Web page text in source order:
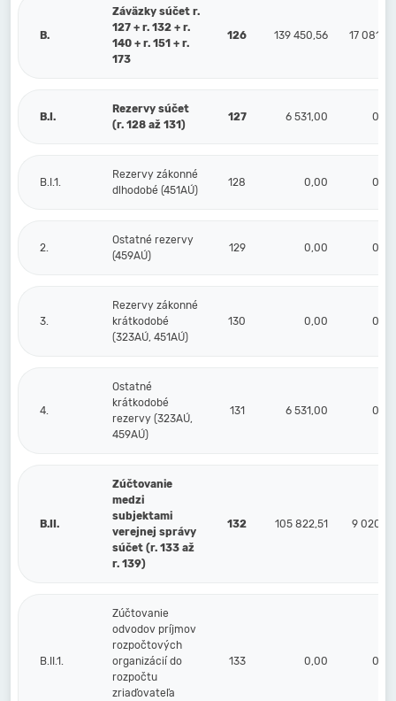
B.
Záväzky súčet r.
127 + r. 132 + r.
140 + r. 151 + r.
173
126 139 450,56 17 081,50
B.I.
Rezervy súčet
(r. 128 až 131)
127 6 531,00 0,00
B.I.1.
Rezervy zákonné
dlhodobé (451AÚ)
128 0,00 0,00
2.
Ostatné rezervy
(459AÚ)
129 0,00 0,00
3.
Rezervy zákonné
krátkodobé
(323AÚ, 451AÚ)
130 0,00 0,00
4.
Ostatné
krátkodobé
rezervy (323AÚ,
459AÚ)
131 6 531,00 0,00
B.II.
Zúčtovanie
medzi
subjektami
verejnej správy
súčet (r. 133 až
r. 139)
132 105 822,51 9 020,25
B.II.1.
Zúčtovanie
odvodov príjmov
rozpočtových
organizácií do
rozpočtu
zriaďovateľa
133 0,00 0,00